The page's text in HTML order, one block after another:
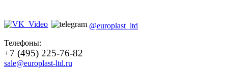
@europlast_ltd
Телефоны:
+7 (495) 225-76-82
sale@europlast-ltd.ru